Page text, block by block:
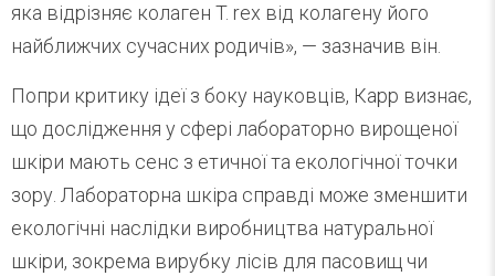
яка відрізняє колаген T. rex від колагену його
найближчих сучасних родичів», — зазначив він.
Попри критику ідеї з боку науковців, Карр визнає,
що дослідження у сфері лабораторно вирощеної
шкіри мають сенс з етичної та екологічної точки
зору. Лабораторна шкіра справді може зменшити
екологічні наслідки виробництва натуральної
шкіри, зокрема вирубку лісів для пасовищ чи